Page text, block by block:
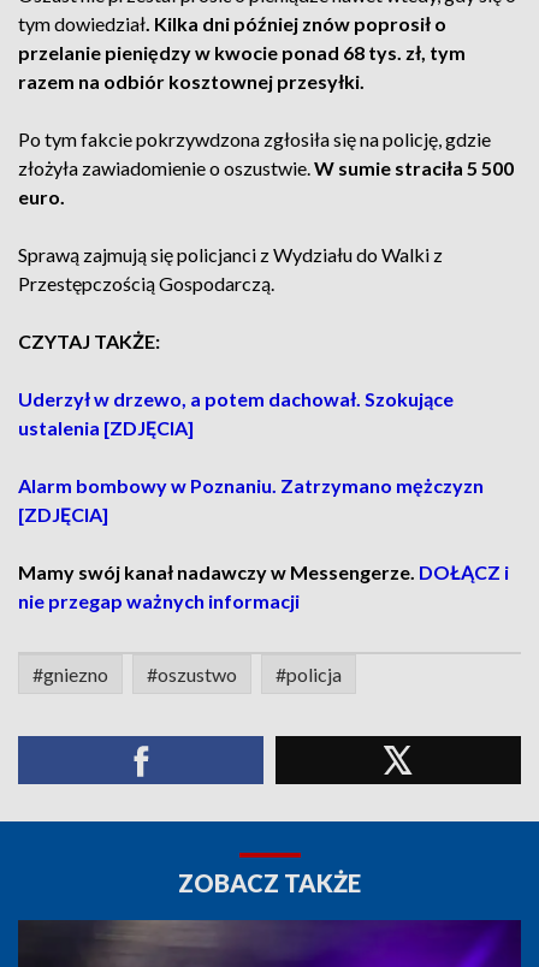
tym dowiedział. Kilka dni później znów poprosił o
przelanie pieniędzy w kwocie ponad 68 tys. zł, tym
razem na odbiór kosztownej przesyłki.
Po tym fakcie pokrzywdzona zgłosiła się na policję, gdzie
złożyła zawiadomienie o oszustwie.W sumie straciła 5 500
euro.
Sprawą zajmują się policjanci z Wydziału do Walki z
Przestępczością Gospodarczą.
CZYTAJ TAKŻE:
Uderzył w drzewo, a potem dachował. Szokujące
ustalenia [ZDJĘCIA]
Alarm bombowy w Poznaniu. Zatrzymano mężczyzn
[ZDJĘCIA]
Mamy swój kanał nadawczy w Messengerze. DOŁĄCZ i
nie przegap ważnych informacji
#gniezno #oszustwo #policja
ZOBACZ TAKŻE